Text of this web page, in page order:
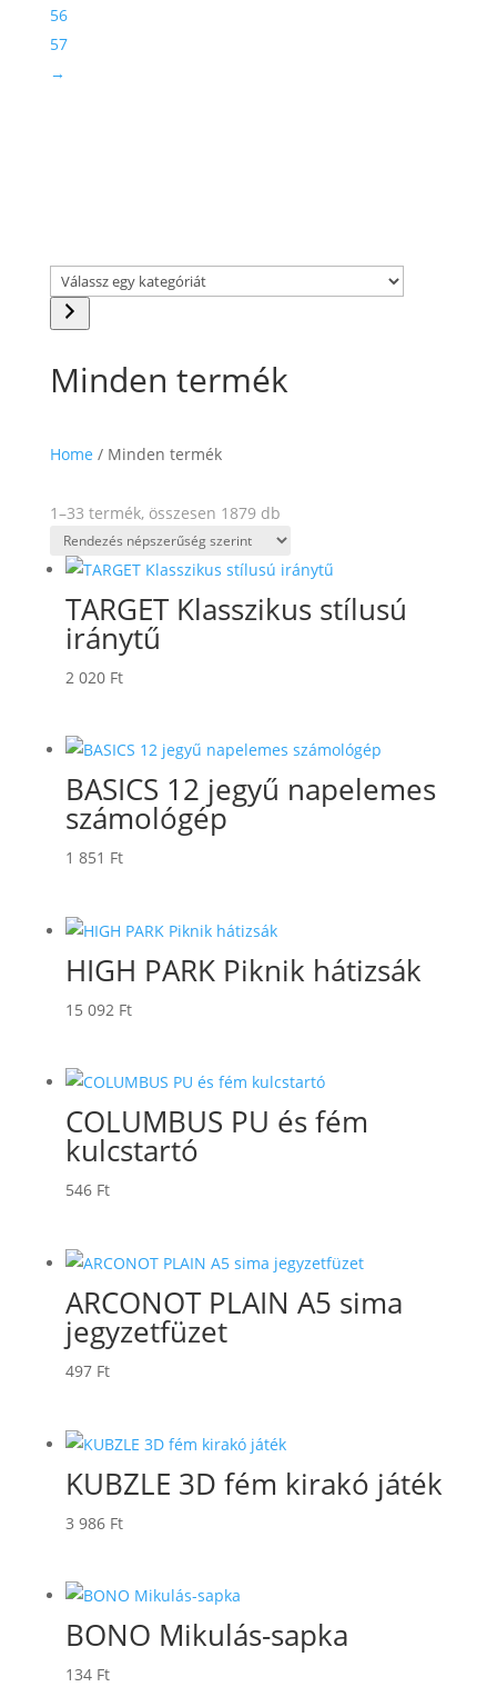
56
57
→
Válassz
egy
kategóriát
Minden termék
Home / Minden termék
1–33 termék, összesen 1879 dbSorted
by
popularity
TARGET Klasszikus stílusú
iránytű
2 020 Ft
BASICS 12 jegyű napelemes
számológép
1 851 Ft
HIGH PARK Piknik hátizsák
15 092 Ft
COLUMBUS PU és fém
kulcstartó
546 Ft
ARCONOT PLAIN A5 sima
jegyzetfüzet
497 Ft
KUBZLE 3D fém kirakó játék
3 986 Ft
BONO Mikulás-sapka
134 Ft